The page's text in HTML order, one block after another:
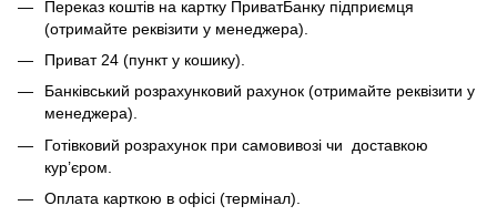
Переказ коштів на картку ПриватБанку підприємця
(отримайте реквізити у менеджера).
Приват 24 (пункт у кошику).
Банківський розрахунковий рахунок (отримайте реквізити у
менеджера).
Готівковий розрахунок при самовивозі чи доставкою
кур’єром.
Оплата карткою в офісі (термінал).